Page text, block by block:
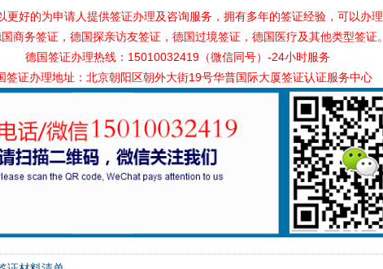
更好的为申请人提供签证办理及咨询服务，拥有多年的签证经验，可以办
商务签证，德国探亲访友签证，德国过境签证，德国医疗及其他类型签证。
德国签证办理热线：15010032419（微信同号）-24小时服务
签证办理地址：北京朝阳区朝外大街19号华普国际大厦签证认证服务中心